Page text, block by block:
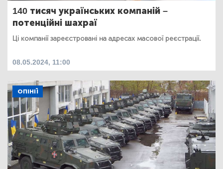
140 тисяч українських компаній –
потенційні шахраї
Ці компанії зареєстровані на адресах масової реєстрації.
08.05.2024, 11:00
ОПІНІЇ